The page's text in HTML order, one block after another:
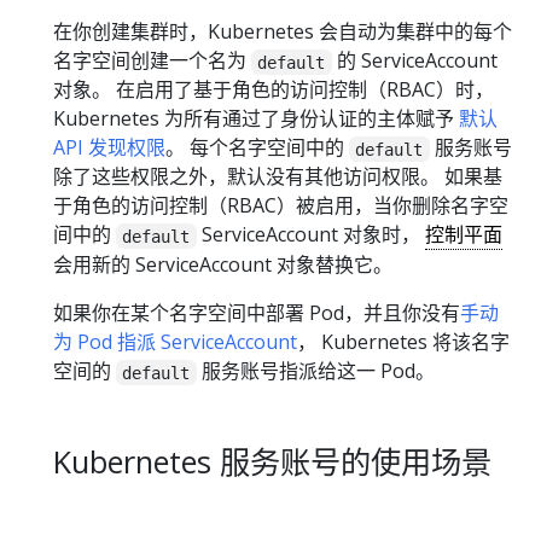
在你创建集群时，Kubernetes 会自动为集群中的每个
名字空间创建一个名为
default
的 ServiceAccount
对象。 在启用了基于角色的访问控制（RBAC）时，
Kubernetes 为所有通过了身份认证的主体赋予 默认
API 发现权限。 每个名字空间中的 default
服务账号
除了这些权限之外，默认没有其他访问权限。 如果基
于角色的访问控制（RBAC）被启用，当你删除名字空
间中的
default ServiceAccount 对象时， 控制平面
会用新的 ServiceAccount 对象替换它。
如果你在某个名字空间中部署 Pod，并且你没有手动
为 Pod 指派 ServiceAccount， Kubernetes 将该名字
空间的
default 服务账号指派给这一 Pod。
Kubernetes 服务账号的使用场景